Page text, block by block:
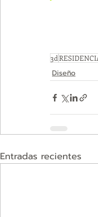
3d
Diseño
Entradas recientes